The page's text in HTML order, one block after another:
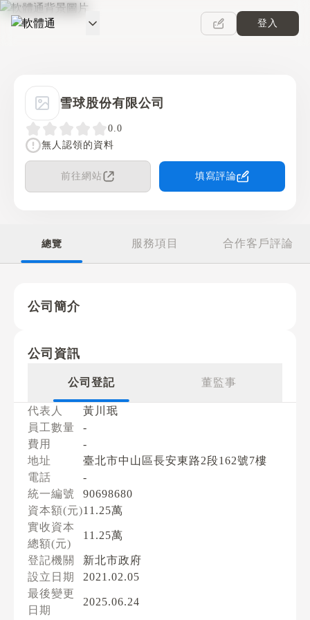
軟體通
登入
雪球股份有限公司
0.0
無人認領的資料
前往網站 填寫評論
總覽 服務項目 合作客戶評論
公司簡介
公司資訊
公司登記 董監事
代表人
黃川珉
員工數量
-
費用
-
地址
臺北市中山區長安東路2段162號7樓
電話
-
統一編號
90698680
資本額(元)11.25萬
實收資本
總額(元)
11.25萬
登記機關
新北市政府
設立日期
2021.02.05
最後變更
日期
2025.06.24